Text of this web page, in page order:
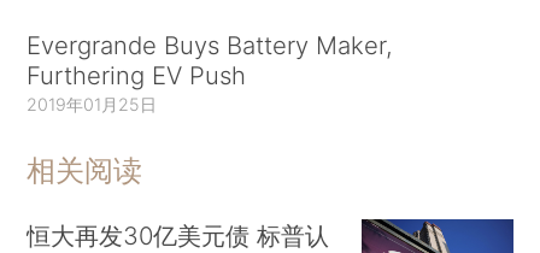
Evergrande Buys Battery Maker,
Furthering EV Push
2019年01月25日
相关阅读
恒大再发30亿美元债 标普认